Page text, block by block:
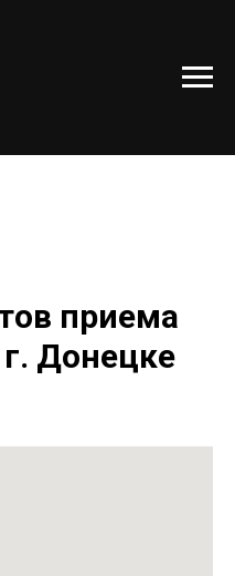
приема
Донецке